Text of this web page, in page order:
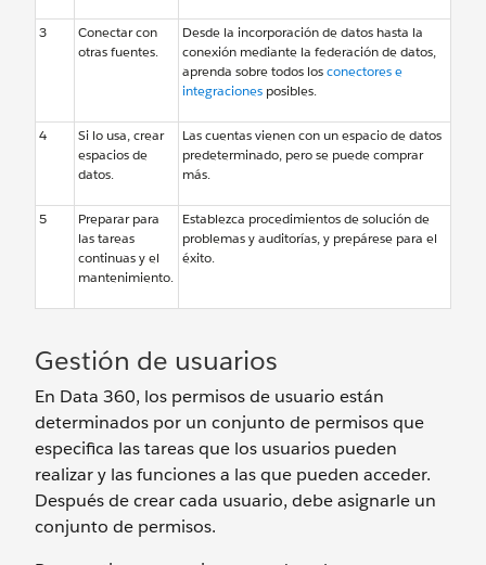
3
Conectar con
otras fuentes.
Desde la incorporación de datos hasta la
conexión mediante la federación de datos,
aprenda sobre todos losconectores e
integraciones posibles.
4
Si lo usa, crear
espacios de
datos.
Las cuentas vienen con un espacio de datos
predeterminado, pero se puede comprar
más.
5
Preparar para
las tareas
continuas y el
mantenimiento.
Establezca procedimientos de solución de
problemas y auditorías, y prepárese para el
éxito.
Gestión de usuarios
En Data 360, los permisos de usuario están
determinados por un conjunto de permisos que
especifica las tareas que los usuarios pueden
realizar y las funciones a las que pueden acceder.
Después de crear cada usuario, debe asignarle un
conjunto de permisos.